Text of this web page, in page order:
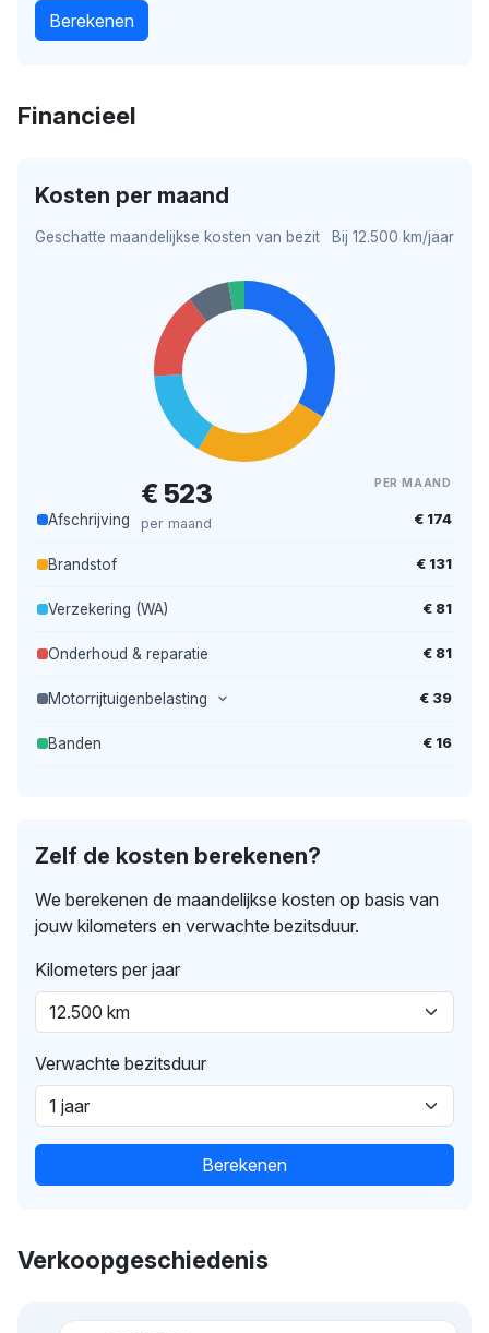
Berekenen
Financieel
Kosten per maand
Geschatte maandelijkse kosten van bezit Bij 12.500 km/jaar
€ 523
per maand
PER MAAND
Afschrijving € 174
Brandstof € 131
Verzekering (WA) € 81
Onderhoud & reparatie € 81
Motorrijtuigenbelasting € 39
Banden € 16
Zelf de kosten berekenen?
We berekenen de maandelijkse kosten op basis van
jouw kilometers en verwachte bezitsduur.
Kilometers per jaar
Verwachte bezitsduur
Berekenen
Verkoopgeschiedenis